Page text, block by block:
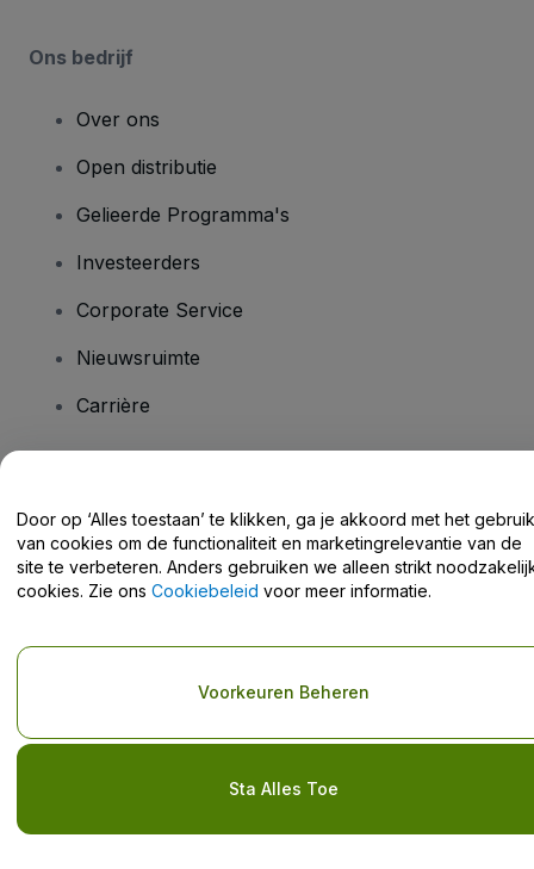
Ons bedrijf
Over ons
Open distributie
Gelieerde Programma's
Investeerders
Corporate Service
Nieuwsruimte
Carrière
Helpcentrum / Neem Contact Met Ons Op
Copyright © viagogo GmbH 2026 Bedrijfsgegevens
Door deze website te gebruiken, accepteer je de
privacybeleid voor mobiel
Door op ‘Alles toestaan’ te klikken, ga je akkoord met het gebruik
van cookies om de functionaliteit en marketingrelevantie van de
site te verbeteren. Anders gebruiken we alleen strikt
cookies. Zie ons Cookiebeleid voor meer informatie.
Sta Alles Toe
Voorkeuren Beheren